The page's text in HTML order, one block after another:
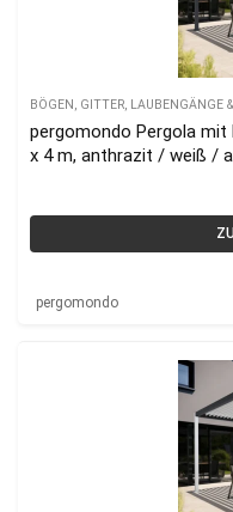
BÖGEN, GITTER, LAUBENGÄNGE
pergomondo Pergola mit
x 4 m, anthrazit / weiß /
pergomondo